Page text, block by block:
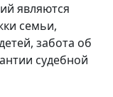
являются
семьи,
забота об
судебной